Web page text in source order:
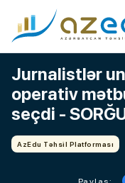
Jurnalistlər
operativ
seçdi -
AzEdu Təhsil Platforması